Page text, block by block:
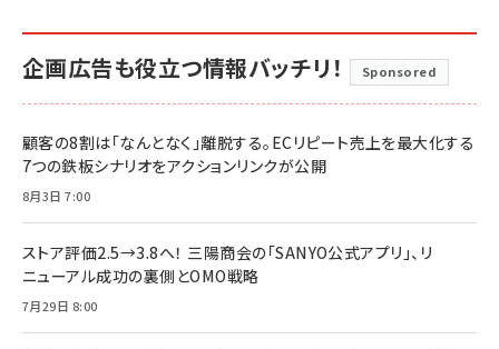
企画広告も役立つ情報バッチリ！ Sponsored
顧客の8割は「なんとなく」離脱する。ECリピート売上を最大化する
7つの鉄板シナリオをアクションリンクが公開
8月3日 7:00
ストア評価2.5→3.8へ！ 三陽商会の「SANYO公式アプリ」、リ
ニューアル成功の裏側とOMO戦略
7月29日 8:00